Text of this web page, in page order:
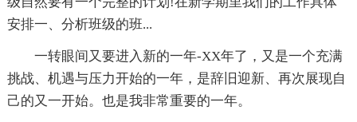
安排一、分析班级的班...
一转眼间又要进入新的一年-XX年了，又是一个充满
挑战、机遇与压力开始的一年，是辞旧迎新、再次展现自
己的又一开始。也是我非常重要的一年。